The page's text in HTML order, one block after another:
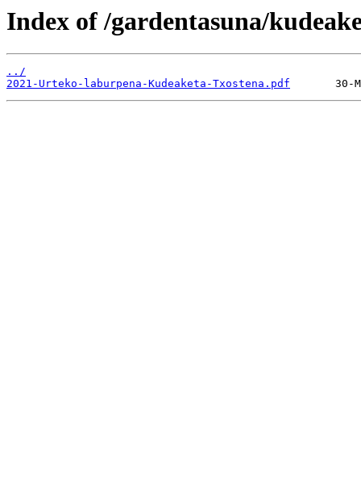
Index of /gardentasuna/
../
2021-Urteko-laburpena-Kudeaketa-Txostena.pdf